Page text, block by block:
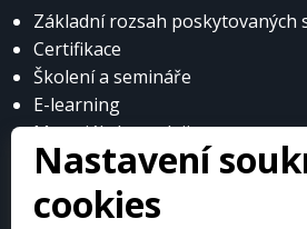
Základní rozsah poskytovaných
Certifikace
Školení a semináře
E-learning
Materiály k prodeji
Nastavení
cookies